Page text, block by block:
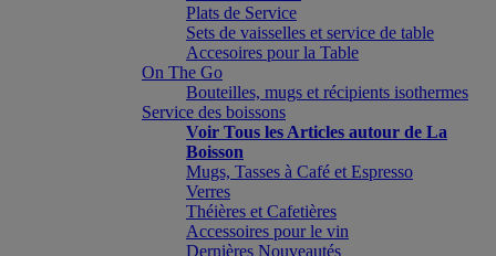
Plats de Service
Sets de vaisselles et service de table
Accesoires pour la Table
On The Go
Bouteilles, mugs et récipients isothermes
Service des boissons
Voir Tous les Articles autour de La
Boisson
Mugs, Tasses à Café et Espresso
Verres
Théières et Cafetières
Accessoires pour le vin
Dernières Nouveautés